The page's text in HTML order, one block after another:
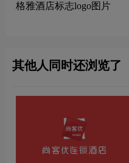
格雅酒店标志logo图片
其他人同时还浏览了